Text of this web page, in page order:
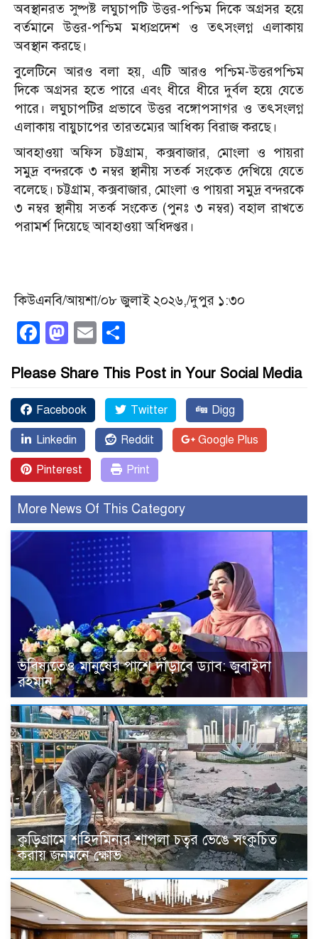
অবস্থানরত সুষ্পষ্ট লঘুচাপটি উত্তর-পশ্চিম দিকে অগ্রসর হয়ে
বর্তমানে উত্তর-পশ্চিম মধ্যপ্রদেশ ও তৎসংলগ্ন এলাকায়
অবস্থান করছে।
বুলেটিনে আরও বলা হয়, এটি আরও পশ্চিম-উত্তরপশ্চিম
দিকে অগ্রসর হতে পারে এবং ধীরে ধীরে দুর্বল হয়ে যেতে
পারে। লঘুচাপটির প্রভাবে উত্তর বঙ্গোপসাগর ও তৎসংলগ্ন
এলাকায় বায়ুচাপের তারতম্যের আধিক্য বিরাজ করছে।
আবহাওয়া অফিস চট্টগ্রাম, কক্সবাজার, মোংলা ও পায়রা
সমুদ্র বন্দরকে ৩ নম্বর স্থানীয় সতর্ক সংকেত দেখিয়ে যেতে
বলেছে।চট্টগ্রাম, কক্সবাজার, মোংলা ও পায়রা সমুদ্র বন্দরকে
৩ নম্বর স্থানীয় সতর্ক সংকেত (পুনঃ ৩ নম্বর) বহাল রাখতে
পরামর্শ দিয়েছে আবহাওয়া অধিদপ্তর।
কিউএনবি/আয়শা/০৮ জুলাই ২০২৬,/দুপুর ১:৩০
Facebook
Mastodon
Email
Please Share This Post in Your Social Media
Facebook Twitter Digg
Linkedin Reddit Google Plus
Pinterest Print
More News Of This Category
ভবিষ্যতেও মানুষের পাশে দাঁড়াবে ড্যাব: জুবাইদা
রহমান
কুড়িগ্রামে শহিদমিনার শাপলা চত্বর ভেঙে সংকুচিত
করায় জনমনে ক্ষোভ